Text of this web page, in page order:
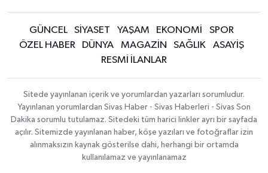
GÜNCEL SİYASET YAŞAM EKONOMİ
SPOR
ÖZEL HABER
DÜNYA MAGAZİN SAĞLIK
ASAYİŞ
RESMİ İLANLAR
Sitede yayınlanan içerik ve yorumlardan yazarları sorumludur.
Yayınlanan yorumlardan Sivas Haber - Sivas Haberleri - Sivas Son
Dakika sorumlu tutulamaz. Sitedeki tüm harici linkler ayrı bir sayfada
açılır. Sitemizde yayınlanan haber, köşe yazıları ve fotoğraflar izin
alınmaksızın kaynak gösterilse dahi, herhangi bir ortamda
kullanılamaz ve yayınlanamaz